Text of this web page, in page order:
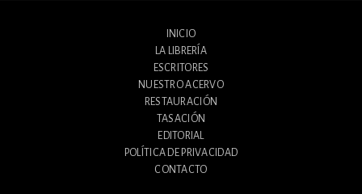
INICIO
LA LIBRERÍA
ESCRITORES
NUESTRO ACERVO
RESTAURACIÓN
TASACIÓN
EDITORIAL
POLÍTICA DE PRIVACIDAD
CONTACTO